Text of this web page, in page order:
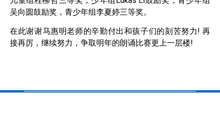
吴向圆鼓励奖，青少年组李夏婷三等奖。
在此谢谢马惠明老师的辛勤付出和孩子们的刻苦努力! 再
接再厉，继续努力，争取明年的朗诵比赛更上一层楼!